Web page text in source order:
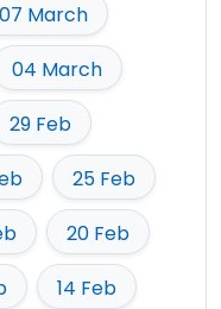
07 March
04 March
29 Feb
25 Feb
20 Feb
14 Feb